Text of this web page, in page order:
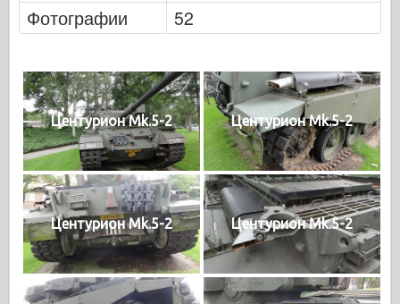
Фотографии
52
Центурион Mk.5-2 Центурион Mk.5-2
Центурион Mk.5-2 Центурион Mk.5-2